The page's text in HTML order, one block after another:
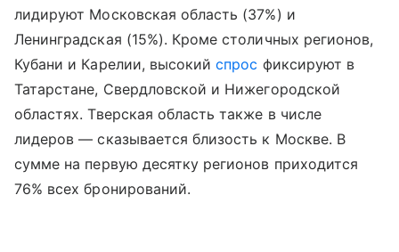
лидируют Московская область (37%) и
Ленинградская (15%). Кроме столичных регионов,
Кубани и Карелии, высокийспрос фиксируют в
Татарстане, Свердловской и Нижегородской
областях. Тверская область также в числе
лидеров — сказывается близость к Москве. В
сумме на первую десятку регионов приходится
76% всех бронирований.